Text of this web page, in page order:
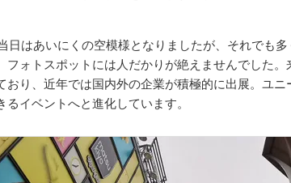
日はあいにくの空模様となりましたが、それでも
フォトスポットには人だかりが絶えませんでした
おり、近年では国内外の企業が積極的に出展。ユ
るイベントへと進化しています。